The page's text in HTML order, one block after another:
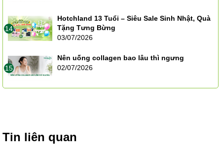
14
Hotchland 13 Tuổi – Siêu Sale Sinh Nhật, Quà
Tặng Tưng Bừng
03/07/2026
15
Nên uống collagen bao lâu thì ngưng
02/07/2026
Tin liên quan